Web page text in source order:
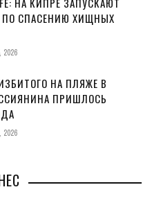
НА КИПРЕ ЗАПУСКАЮТ
СПАСЕНИЮ ХИЩНЫХ
2026
НА ПЛЯЖЕ В
ПРИШЛОСЬ
2026